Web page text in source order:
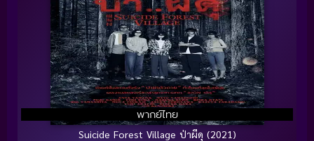
พากย์ไทย
Suicide Forest Village ป่าผีดุ (2021)